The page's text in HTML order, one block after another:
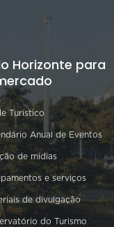
Horizonte para
Turístico
Anual de Eventos
de mídias
e serviços
de divulgação
do Turismo